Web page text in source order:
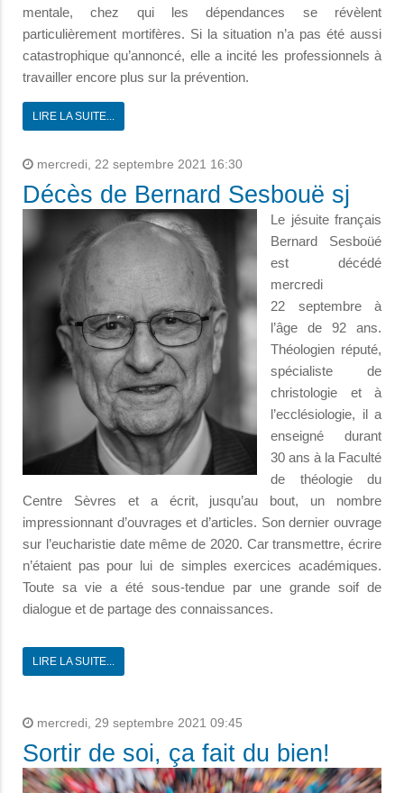
mentale, chez qui les dépendances se révèlent
particulièrement mortifères. Si la situation n’a pas été aussi
catastrophique qu’annoncé, elle a incité les professionnels à
travailler encore plus sur la prévention.
LIRE LA SUITE...
mercredi, 22 septembre 2021 16:30
Décès de Bernard Sesbouë sj
Le jésuite français
Bernard Sesboüé
est décédé
mercredi
22 septembre à
l’âge de 92 ans.
Théologien réputé,
spécialiste de
christologie et à
l’ecclésiologie, il a
enseigné durant
30 ans à la Faculté
de théologie du
Centre Sèvres et a écrit, jusqu’au bout, un nombre
impressionnant d’ouvrages et d’articles. Son dernier ouvrage
sur l’eucharistie date même de 2020. Car transmettre, écrire
n’étaient pas pour lui de simples exercices académiques.
Toute sa vie a été sous-tendue par une grande soif de
dialogue et de partage des connaissances.
LIRE LA SUITE...
mercredi, 29 septembre 2021 09:45
Sortir de soi, ça fait du bien!